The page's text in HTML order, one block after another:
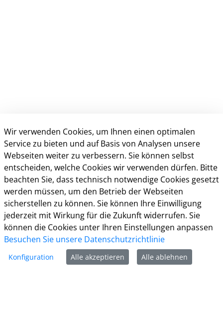
Kontakt
Weitere Informationen
Impressum
Datenschutz
Kontakt
Barrierefreiheit
Wir verwenden Cookies, um Ihnen einen optimalen
Service zu bieten und auf Basis von Analysen unsere
Webseiten weiter zu verbessern. Sie können selbst
entscheiden, welche Cookies wir verwenden dürfen. Bitte
beachten Sie, dass technisch notwendige Cookies gesetzt
werden müssen, um den Betrieb der Webseiten
sicherstellen zu können. Sie können Ihre Einwilligung
jederzeit mit Wirkung für die Zukunft widerrufen. Sie
können die Cookies unter Ihren Einstellungen anpassen
Besuchen Sie unsere Datenschutzrichtlinie
Konfiguration Alle akzeptieren Alle ablehnen